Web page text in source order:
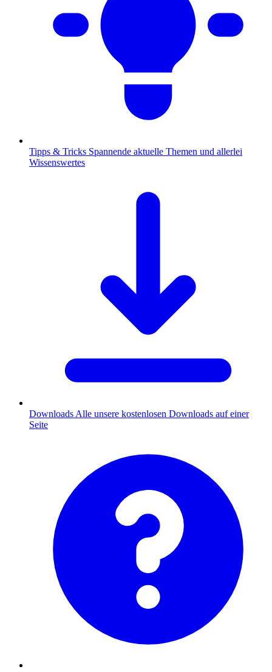
Tipps & Tricks Spannende aktuelle Themen und allerlei
Wissenswertes
Downloads Alle unsere kostenlosen Downloads auf einer
Seite